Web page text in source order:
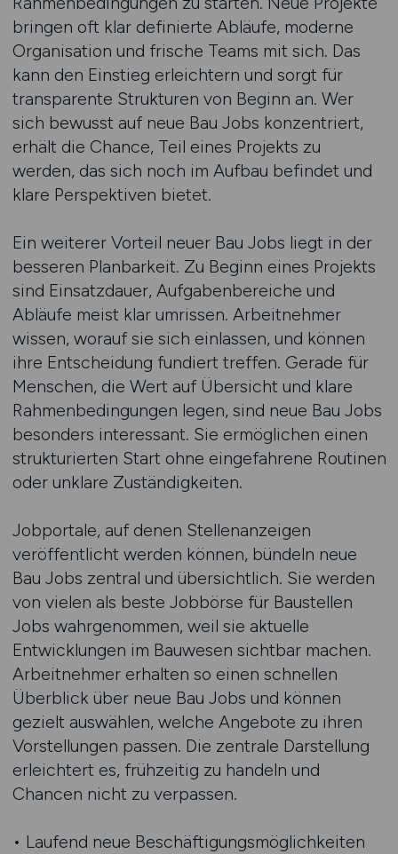
bringen oft klar definierte Abläufe, moderne
Organisation und frische Teams mit sich. Das
kann den Einstieg erleichtern und sorgt für
transparente Strukturen von Beginn an. Wer
sich bewusst auf neue Bau Jobs konzentriert,
erhält die Chance, Teil eines Projekts zu
werden, das sich noch im Aufbau befindet und
klare Perspektiven bietet.
Ein weiterer Vorteil neuer Bau Jobs liegt in der
besseren Planbarkeit. Zu Beginn eines Projekts
sind Einsatzdauer, Aufgabenbereiche und
Abläufe meist klar umrissen. Arbeitnehmer
wissen, worauf sie sich einlassen, und können
ihre Entscheidung fundiert treffen. Gerade für
Menschen, die Wert auf Übersicht und klare
Rahmenbedingungen legen, sind neue Bau Jobs
besonders interessant. Sie ermöglichen einen
strukturierten Start ohne eingefahrene Routinen
oder unklare Zuständigkeiten.
Jobportale, auf denen Stellenanzeigen
veröffentlicht werden können, bündeln neue
Bau Jobs zentral und übersichtlich. Sie werden
von vielen als beste Jobbörse für Baustellen
Jobs wahrgenommen, weil sie aktuelle
Entwicklungen im Bauwesen sichtbar machen.
Arbeitnehmer erhalten so einen schnellen
Überblick über neue Bau Jobs und können
gezielt auswählen, welche Angebote zu ihren
Vorstellungen passen. Die zentrale Darstellung
erleichtert es, frühzeitig zu handeln und
Chancen nicht zu verpassen.
• Laufend neue Beschäftigungsmöglichkeiten